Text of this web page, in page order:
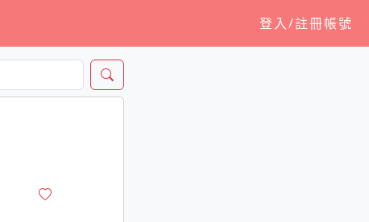
登入/註冊帳號